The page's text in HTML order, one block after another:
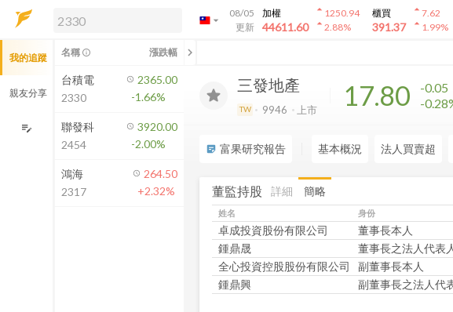
arrow_drop_down
08/05
更新
加權
44611.60
arrow_drop_up1250.94
arrow_drop_up2.88%
櫃買
391.37
arrow_drop_up7.62
arrow_drop_up1.99%
解鎖即時行情及進階功能
方案」，即可解鎖以下功能：
即時行情
即時市況與排行
成交金額熱力圖
前往方案訂閱
如何綁定合作券商
三發地產
TW 9946 上市 17.80
-0.05
-
sticky_note_2 富果研究報告 基本概況 法人買賣超
董監持股 詳細 簡略
姓名 身份
卓成投資股份有限公司 董事長本人
鍾鼎晟
董事長之法人代表
全心投資控股股份有限公司
副董事長本人
鍾鼎興
副董事長之法人代
我的追蹤
親友分享
edit_note
名稱 info_outline 漲跌幅 chevron_left
台積電
2330
2365.00
-1.66%
聯發科
2454
3920.00
-2.00%
鴻海
2317
264.50
+2.32%